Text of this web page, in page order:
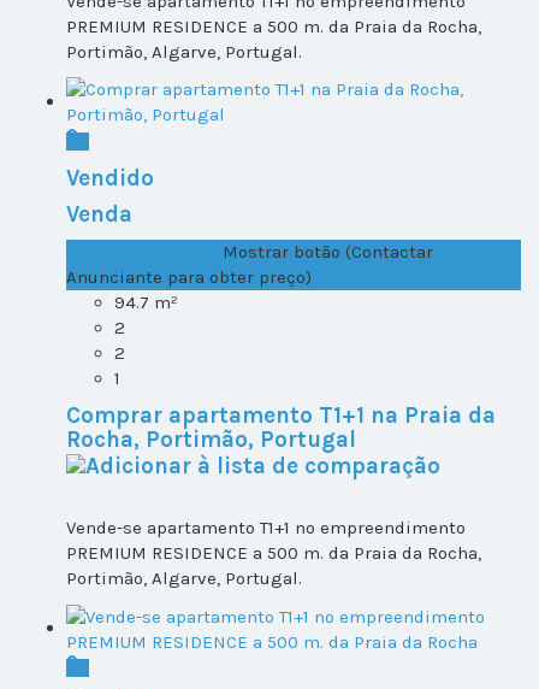
PREMIUM RESIDENCE a 500 m. da Praia da Rocha,
Portimão, Algarve, Portugal.
Vendido
Venda
Mostrar botão (Contactar
Anunciante para obter preço)
94.7 m²
2
2
1
Comprar apartamento T1+1 na Praia da
Rocha, Portimão, Portugal
Vende-se apartamento T1+1 no empreendimento
PREMIUM RESIDENCE a 500 m. da Praia da Rocha,
Portimão, Algarve, Portugal.